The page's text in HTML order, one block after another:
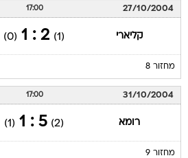
27/10/2004
17:00
קליארי (1)
2 : 1
(0)
מחזור 8
31/10/2004
17:00
רומא (2)
5 : 1
(1)
מחזור 9